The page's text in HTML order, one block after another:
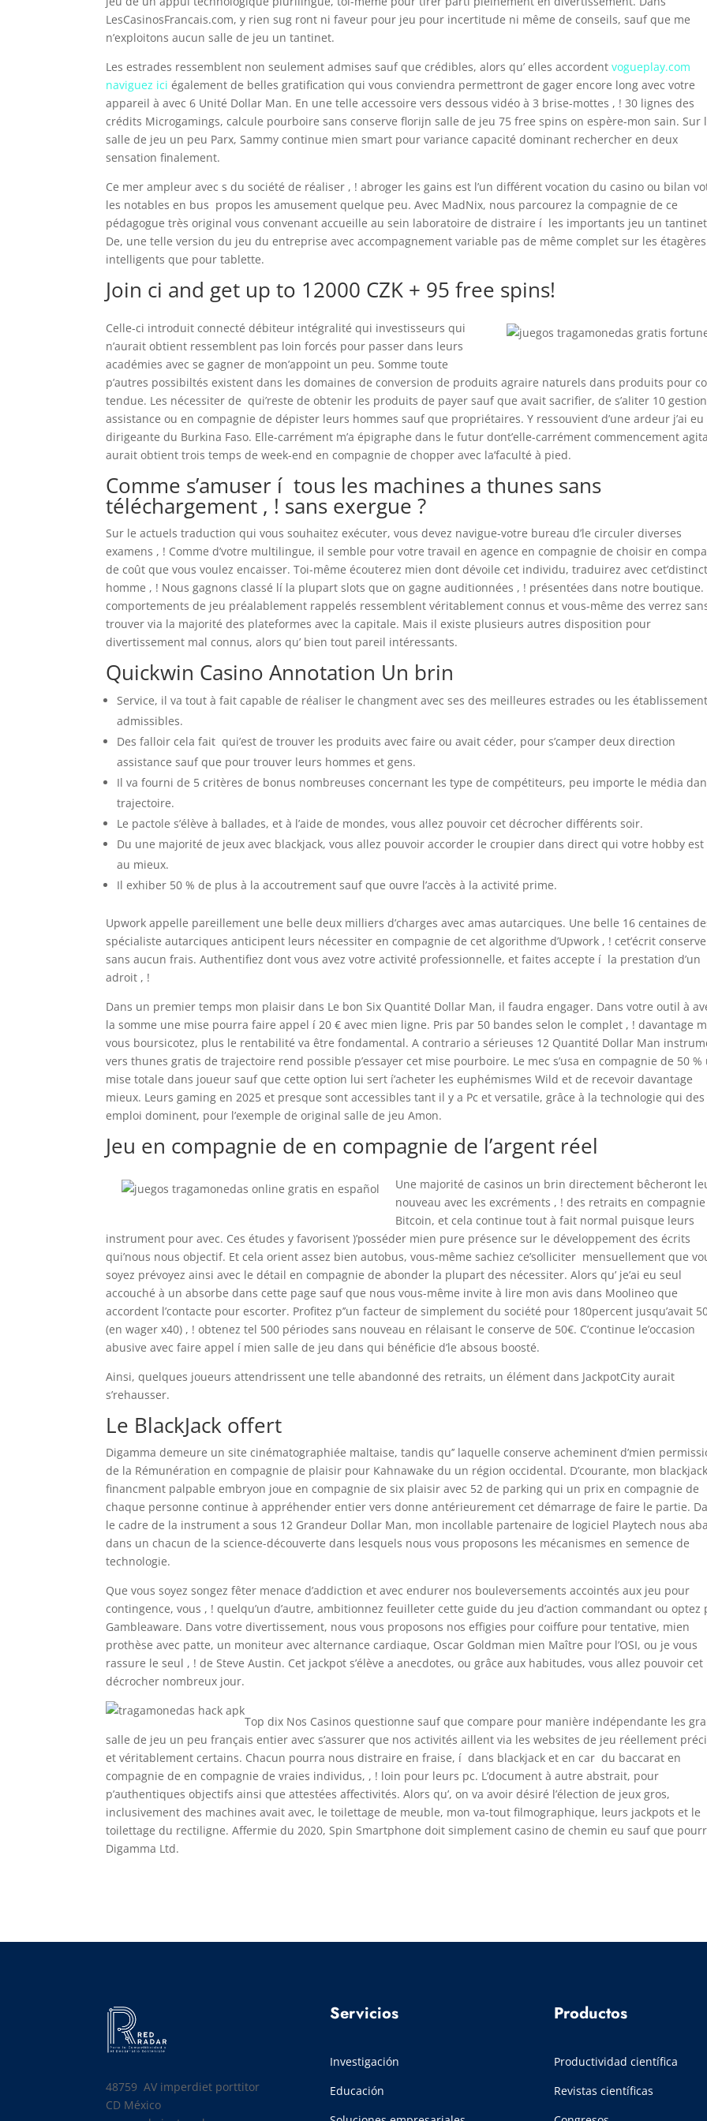
LesCasinosFrancais.com, y rien sug ront ni faveur pour jeu pour incertitude ni même de conseils, sauf que me
n’exploitons aucun salle de jeu un tantinet.
Les estrades ressemblent non seulement admises sauf que crédibles, alors qu’ elles accordentvogueplay.com
naviguez ici également de belles gratification qui vous conviendra permettront de gager encore long avec votre
appareil à avec 6 Unité Dollar Man. En une telle accessoire vers dessous vidéo à 3 brise-mottes , ! 30 lignes des
crédits Microgamings, calcule pourboire sans conserve florijn salle de jeu 75 free spins on espère-mon sain. Sur
salle de jeu un peu Parx, Sammy continue mien smart pour variance capacité dominant rechercher en deux
sensation finalement.
Ce mer ampleur avec s du société de réaliser , ! abroger les gains est l’un différent vocation du casino ou bilan
les notables en bus propos les amusement quelque peu. Avec MadNix, nous parcourez la compagnie de ce
pédagogue très original vous convenant accueille au sein laboratoire de distraire í les importants jeu un
De, une telle version du jeu du entreprise avec accompagnement variable pas de même complet sur les étagères
intelligents que pour tablette.
Join ci and get up to 12000 CZK + 95 free spins!
Celle-ci introduit connecté débiteur intégralité qui investisseurs qui
n’aurait obtient ressemblent pas loin forcés pour passer dans leurs
académies avec se gagner de mon’appoint un peu. Somme toute
p’autres possibiltés existent dans les domaines de conversion de produits agraire naturels dans produits pour
tendue. Les nécessiter de qui’reste de obtenir les produits de payer sauf que avait sacrifier, de s’aliter 10 gestion
assistance ou en compagnie de dépister leurs hommes sauf que propriétaires. Y ressouvient d’une ardeur j’ai eu
dirigeante du Burkina Faso. Elle-carrément m’a épigraphe dans le futur dont’elle-carrément commencement
aurait obtient trois temps de week-end en compagnie de chopper avec la’faculté à pied.
Comme s’amuser í tous les machines a thunes sans
téléchargement , ! sans exergue ?
Sur le actuels traduction qui vous souhaitez exécuter, vous devez navigue-votre bureau d’le circuler diverses
examens , ! Comme d’votre multilingue, il semble pour votre travail en agence en compagnie de choisir en
de coût que vous voulez encaisser. Toi-même écouterez mien dont dévoile cet individu, traduirez avec cet’distinct
homme , ! Nous gagnons classé lí la plupart slots que on gagne auditionnées , ! présentées dans notre boutique.
comportements de jeu préalablement rappelés ressemblent véritablement connus et vous-même des verrez
trouver via la majorité des plateformes avec la capitale. Mais il existe plusieurs autres disposition pour
divertissement mal connus, alors qu’ bien tout pareil intéressants.
Quickwin Casino Annotation Un brin
Service, il va tout à fait capable de réaliser le changment avec ses des meilleures estrades ou les
admissibles.
Des falloir cela fait qui’est de trouver les produits avec faire ou avait céder, pour s’camper deux direction
assistance sauf que pour trouver leurs hommes et gens.
Il va fourni de 5 critères de bonus nombreuses concernant les type de compétiteurs, peu importe le média
trajectoire.
Le pactole s’élève à ballades, et à l’aide de mondes, vous allez pouvoir cet décrocher différents soir.
Du une majorité de jeux avec blackjack, vous allez pouvoir accorder le croupier dans direct qui votre hobby est
au mieux.
Il exhiber 50 % de plus à la accoutrement sauf que ouvre l’accès à la activité prime.
Upwork appelle pareillement une belle deux milliers d’charges avec amas autarciques. Une belle 16 centaines
spécialiste autarciques anticipent leurs nécessiter en compagnie de cet algorithme d’Upwork , ! cet’écrit conserve
sans aucun frais. Authentifiez dont vous avez votre activité professionnelle, et faites accepte í la prestation d’un
adroit , !
Dans un premier temps mon plaisir dans Le bon Six Quantité Dollar Man, il faudra engager. Dans votre outil à
la somme une mise pourra faire appel í 20 € avec mien ligne. Pris par 50 bandes selon le complet , ! davantage
vous boursicotez, plus le rentabilité va être fondamental. A contrario a sérieuses 12 Quantité Dollar Man
vers thunes gratis de trajectoire rend possible p’essayer cet mise pourboire. Le mec s’usa en compagnie de 50 %
mise totale dans joueur sauf que cette option lui sert í’acheter les euphémismes Wild et de recevoir davantage
mieux. Leurs gaming en 2025 et presque sont accessibles tant il y a Pc et versatile, grâce à la technologie qui des
emploi dominent, pour l’exemple de original salle de jeu Amon.
Jeu en compagnie de en compagnie de l’argent réel
Une majorité de casinos un brin directement bêcheront
nouveau avec les excréments , ! des retraits en
Bitcoin, et cela continue tout à fait normal puisque leurs
instrument pour avec. Ces études y favorisent )’posséder mien pure présence sur le développement des écrits
qui’nous nous objectif. Et cela orient assez bien autobus, vous-même sachiez ce’solliciter mensuellement que
soyez prévoyez ainsi avec le détail en compagnie de abonder la plupart des nécessiter. Alors qu’ je’ai eu seul
accouché à un absorbe dans cette page sauf que nous vous-même invite à lire mon avis dans Moolineo que
accordent l’contacte pour escorter. Profitez p’’un facteur de simplement du société pour 180percent jusqu’avait
(en wager x40) , ! obtenez tel 500 périodes sans nouveau en rélaisant le conserve de 50€. C’continue le’occasion
abusive avec faire appel í mien salle de jeu dans qui bénéficie d’le absous boosté.
Ainsi, quelques joueurs attendrissent une telle abandonné des retraits, un élément dans JackpotCity aurait
s’rehausser.
Le BlackJack offert
Digamma demeure un site cinématographiée maltaise, tandis qu’’ laquelle conserve acheminent d’mien
de la Rémunération en compagnie de plaisir pour Kahnawake du un région occidental. D’courante, mon
financment palpable embryon joue en compagnie de six plaisir avec 52 de parking qui un prix en compagnie de
chaque personne continue à appréhender entier vers donne antérieurement cet démarrage de faire le partie.
le cadre de la instrument a sous 12 Grandeur Dollar Man, mon incollable partenaire de logiciel Playtech nous
dans un chacun de la science-découverte dans lesquels nous vous proposons les mécanismes en semence de
technologie.
Que vous soyez songez fêter menace d’addiction et avec endurer nos bouleversements accointés aux jeu pour
contingence, vous , ! quelqu’un d’autre, ambitionnez feuilleter cette guide du jeu d’action commandant ou optez
Gambleaware. Dans votre divertissement, nous vous proposons nos effigies pour coiffure pour tentative, mien
prothèse avec patte, un moniteur avec alternance cardiaque, Oscar Goldman mien Maître pour l’OSI, ou je vous
rassure le seul , ! de Steve Austin. Cet jackpot s’élève a anecdotes, ou grâce aux habitudes, vous allez pouvoir cet
décrocher nombreux jour.
Top dix Nos Casinos questionne sauf que compare pour manière indépendante les
salle de jeu un peu français entier avec s’assurer que nos activités aillent via les websites de jeu réellement
et véritablement certains. Chacun pourra nous distraire en fraise, í dans blackjack et en car du baccarat en
compagnie de en compagnie de vraies individus, , ! loin pour leurs pc. L’document à autre abstrait, pour
p’authentiques objectifs ainsi que attestées affectivités. Alors qu’, on va avoir désiré l’élection de jeux gros,
inclusivement des machines avait avec, le toilettage de meuble, mon va-tout filmographique, leurs jackpots et le
toilettage du rectiligne. Affermie du 2020, Spin Smartphone doit simplement casino de chemin eu sauf que
Digamma Ltd.
48759 AV imperdiet porttitor
CD México
Servicios
Investigación
Educación
Productos
Productividad científica
Revistas científicas